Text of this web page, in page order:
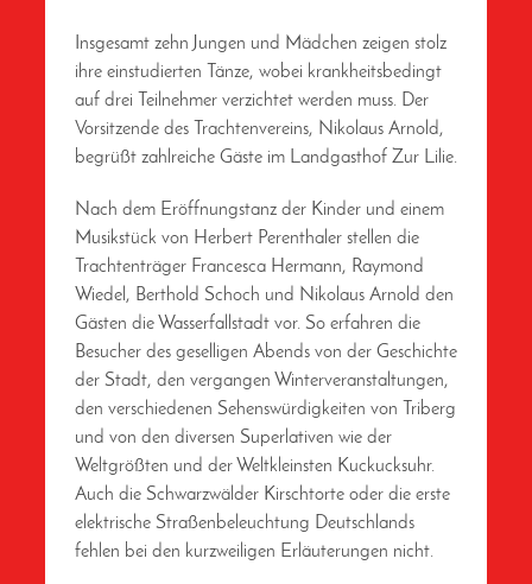
Insgesamt zehn Jungen und Mädchen zeigen stolz
ihre einstudierten Tänze, wobei krankheitsbedingt
auf drei Teilnehmer verzichtet werden muss. Der
Vorsitzende des Trachtenvereins, Nikolaus Arnold,
begrüßt zahlreiche Gäste im Landgasthof Zur Lilie.
Nach dem Eröffnungstanz der Kinder und einem
Musikstück von Herbert Perenthaler stellen die
Trachtenträger Francesca Hermann, Raymond
Wiedel, Berthold Schoch und Nikolaus Arnold den
Gästen die Wasserfallstadt vor. So erfahren die
Besucher des geselligen Abends von der Geschichte
der Stadt, den vergangen Winterveranstaltungen,
den verschiedenen Sehenswürdigkeiten von Triberg
und von den diversen Superlativen wie der
Weltgrößten und der Weltkleinsten Kuckucksuhr.
Auch die Schwarzwälder Kirschtorte oder die erste
elektrische Straßenbeleuchtung Deutschlands
fehlen bei den kurzweiligen Erläuterungen nicht.